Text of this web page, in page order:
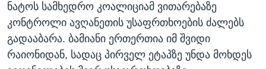
ნატოს სამხედრო კოალიციამ ვითარებაზე
კონტროლი ავღანეთის უსაფრთხოების ძალებს
გადააბარა. ბამიანი ერთერთია იმ შვიდი
რაიონიდან, სადაც პირველ ეტაპზე უნდა მოხდეს